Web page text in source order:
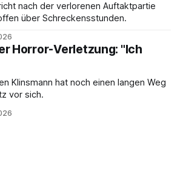
nach der verlorenen Auftaktpartie
über Schreckensstunden.
Horror-Verletzung: "Ich
Klinsmann hat noch einen langen Weg
vor sich.